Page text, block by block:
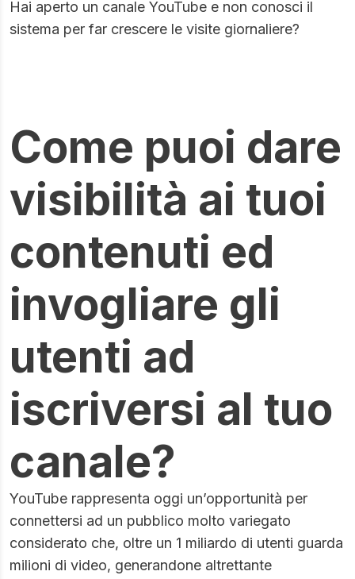
Hai aperto un canale YouTube e non conosci il
sistema per far crescere le visite giornaliere?
Come puoi dare
visibilità ai tuoi
contenuti ed
invogliare gli
utenti ad
iscriversi al tuo
canale?
YouTube rappresenta oggi un’opportunità per
connettersi ad un pubblico molto variegato
considerato che, oltre un 1 miliardo di utenti guarda
milioni di video, generandone altrettante